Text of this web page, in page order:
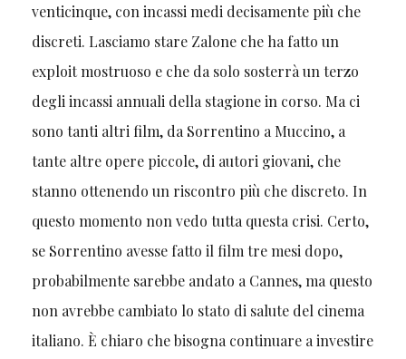
venticinque, con incassi medi decisamente più che
discreti. Lasciamo stare Zalone che ha fatto un
exploit mostruoso e che da solo sosterrà un terzo
degli incassi annuali della stagione in corso. Ma ci
sono tanti altri film, da Sorrentino a Muccino, a
tante altre opere piccole, di autori giovani, che
stanno ottenendo un riscontro più che discreto. In
questo momento non vedo tutta questa crisi. Certo,
se Sorrentino avesse fatto il film tre mesi dopo,
probabilmente sarebbe andato a Cannes, ma questo
non avrebbe cambiato lo stato di salute del cinema
italiano. È chiaro che bisogna continuare a investire